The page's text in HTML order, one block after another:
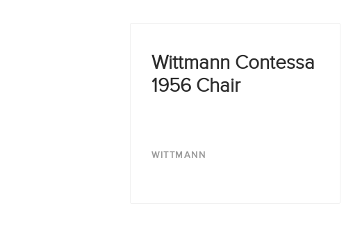
Wittmann Contessa
1956 Chair
WITTMANN